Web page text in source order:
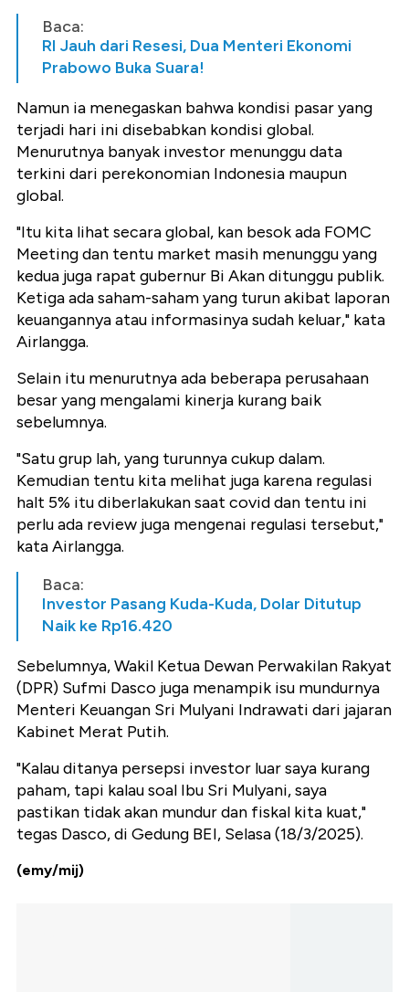
Baca:
RI Jauh dari Resesi, Dua Menteri Ekonomi
Prabowo Buka Suara!
Namun ia menegaskan bahwa kondisi pasar yang
terjadi hari ini disebabkan kondisi global.
Menurutnya banyak investor menunggu data
terkini dari perekonomian Indonesia maupun
global.
"Itu kita lihat secara global, kan besok ada FOMC
Meeting dan tentu market masih menunggu yang
kedua juga rapat gubernur Bi Akan ditunggu publik.
Ketiga ada saham-saham yang turun akibat laporan
keuangannya atau informasinya sudah keluar," kata
Airlangga.
Selain itu menurutnya ada beberapa perusahaan
besar yang mengalami kinerja kurang baik
sebelumnya.
"Satu grup lah, yang turunnya cukup dalam.
Kemudian tentu kita melihat juga karena regulasi
halt 5% itu diberlakukan saat covid dan tentu ini
perlu ada review juga mengenai regulasi tersebut,"
kata Airlangga.
Baca:
Investor Pasang Kuda-Kuda, Dolar Ditutup
Naik ke Rp16.420
Sebelumnya, Wakil Ketua Dewan Perwakilan Rakyat
(DPR) Sufmi Dasco juga menampik isu mundurnya
Menteri Keuangan Sri Mulyani Indrawati dari jajaran
Kabinet Merat Putih.
"Kalau ditanya persepsi investor luar saya kurang
paham, tapi kalau soal Ibu Sri Mulyani, saya
pastikan tidak akan mundur dan fiskal kita kuat,"
tegas Dasco, di Gedung BEI, Selasa (18/3/2025).
(emy/mij)